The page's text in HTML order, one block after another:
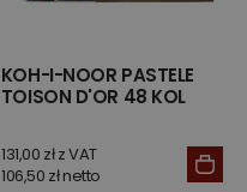
KOH-I-NOOR PASTELE
TOISON D'OR 48 KOL
131,00 zł z VAT
106,50 zł netto